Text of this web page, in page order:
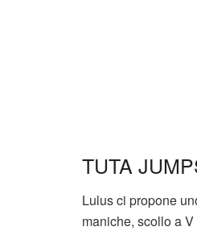
TUTA
Lulus ci propone
maniche, scollo a